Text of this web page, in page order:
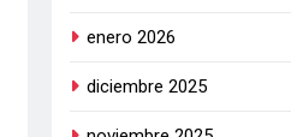
enero 2026
diciembre 2025